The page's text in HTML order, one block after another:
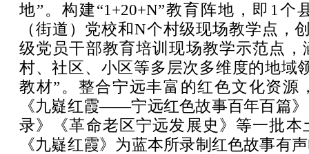
地”。构建“1+20+N”教育阵地，即1个
（街道）党校和N个村级现场教学点，
级党员干部教育培训现场教学示范点，
村、社区、小区等多层次多维度的地域
教材”。整合宁远丰富的红色文化资源
《九嶷红霞——宁远红色故事百年百篇
录》《革命老区宁远发展史》等一批本
《九嶷红霞》为蓝本所录制红色故事有